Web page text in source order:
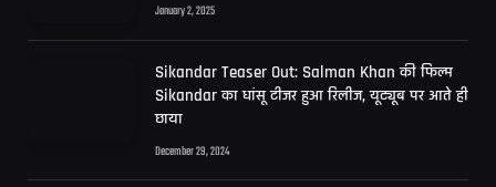
January 2, 2025
Sikandar Teaser Out: Salman Khan की फिल्म
Sikandar का धांसू टीजर हुआ रिलीज, यूट्यूब पर आते ही
छाया
December 29, 2024